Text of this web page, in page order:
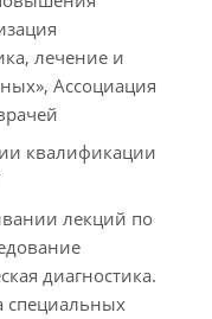
лечение и
Ассоциация
квалификации
лекций по
диагностика.
специальных